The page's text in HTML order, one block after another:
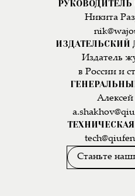
Никита
ИЗДАТЕЛЬСКИЙ
Издатель
в России и
Станьте